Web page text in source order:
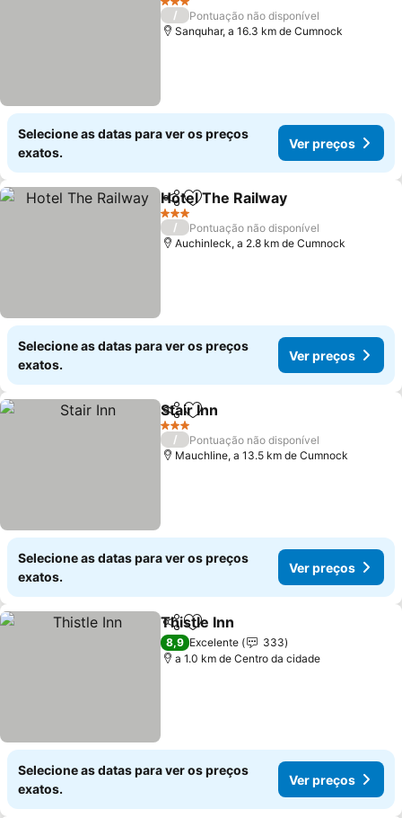
3 Estrelas
/
Pontuação não disponível
Sanquhar, a 16.3 km de Cumnock
Selecione as datas para ver os preços
exatos.
Ver preços
PartilharAdicionar aos favoritos
Hotel The Railway
3 Estrelas
/
Pontuação não disponível
Auchinleck, a 2.8 km de Cumnock
Selecione as datas para ver os preços
exatos.
Ver preços
PartilharAdicionar aos favoritos
Stair Inn
3 Estrelas
/
Pontuação não disponível
Mauchline, a 13.5 km de Cumnock
Selecione as datas para ver os preços
exatos.
Ver preços
PartilharAdicionar aos favoritos
Thistle Inn
8,9 Excelente
333
a 1.0 km de Centro da cidade
Selecione as datas para ver os preços
exatos.
Ver preços